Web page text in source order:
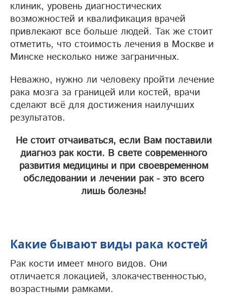
клиник, уровень диагностических
возможностей и квалификация врачей
привлекают все больше людей. Так же стоит
отметить, что стоимость лечения в Москве и
Минске несколько ниже заграничных.
Неважно, нужно ли человеку пройти лечение
рака мозга за границей или костей, врачи
сделают всё для достижения наилучших
результатов.
Не стоит отчаиваться, если Вам поставили
диагноз рак кости. В свете современного
развития медицины и при своевременном
обследовании и лечении рак - это всего
лишь болезнь!
Какие бывают виды рака костей
Рак кости имеет много видов. Они
отличается локацией, злокачественностью,
возрастными рамками.